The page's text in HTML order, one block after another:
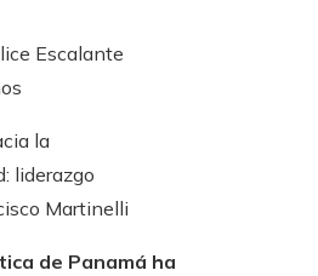
Escalante
de Panamá ha